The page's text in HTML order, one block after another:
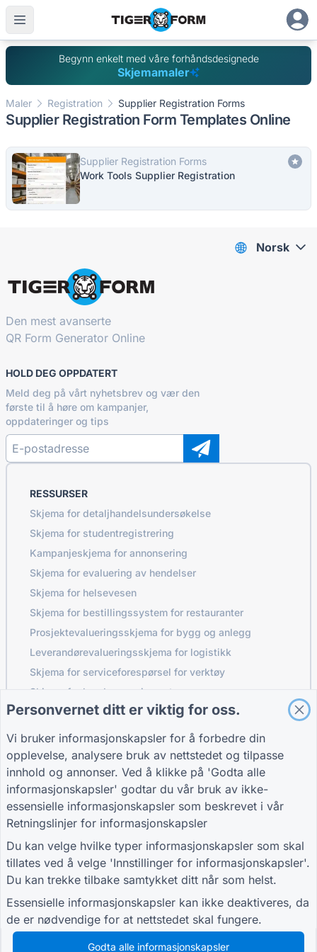
Begynn enkelt med våre forhåndsdesignede
Skjemamaler
Maler Registration Supplier Registration Forms
Supplier Registration Form Templates Online
Supplier Registration Forms
Work Tools Supplier Registration
Den mest avanserte
QR Form Generator Online
HOLD DEG OPPDATERT
Meld deg på vårt nyhetsbrev og vær den
første til å høre om kampanjer,
oppdateringer og tips
RESSURSER
Skjema for detaljhandelsundersøkelse
Skjema for studentregistrering
Kampanjeskjema for annonsering
Skjema for evaluering av hendelser
Skjema for helsevesen
Skjema for bestillingssystem for restauranter
Prosjektevalueringsskjema for bygg og anlegg
Leverandørevalueringsskjema for logistikk
Skjema for serviceforespørsel for verktøy
Skjema for kundeengasjement
BLI MED I FELLESSKAPET
GUIDER
Brukerstøtte
Blogg
TIGER FORM
veiledning
FIRMA
Om oss
Kontakt oss
VILKÅR
Vilkår
Personvernpolicy
Innstillinger for
informasjonskapsler
Norsk
© 2026 QR Form Generator. All rights reserved.
Personvernet ditt er viktig for oss.
Vi bruker informasjonskapsler for å forbedre din
opplevelse, analysere bruk av nettstedet og tilpasse
innhold og annonser. Ved å klikke på 'Godta alle
informasjonskapsler' godtar du vår bruk av ikke-
essensielle informasjonskapsler som beskrevet i vår
Retningslinjer for informasjonskapsler
Du kan velge hvilke typer informasjonskapsler som skal
tillates ved å velge 'Innstillinger for informasjonskapsler'.
Du kan trekke tilbake samtykket ditt når som helst.
Essensielle informasjonskapsler kan ikke deaktiveres, da
de er nødvendige for at nettstedet skal fungere.
Godta alle informasjonskapsler